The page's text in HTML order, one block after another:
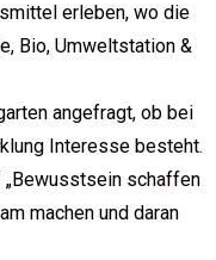
erleben, wo die
Bio, Umweltstation &
angefragt, ob bei
Interesse besteht.
„Bewusstsein schaffen
machen und daran